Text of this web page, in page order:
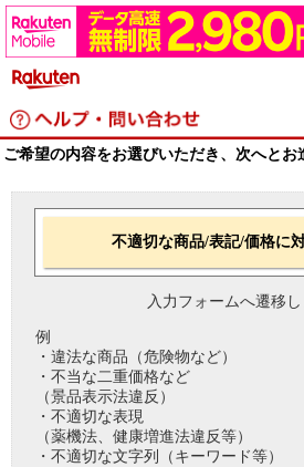
ご希望の内容をお選びいただき、次へとお
不適切な商品/表記/価格に
入力フォームへ遷移し
例
・違法な商品（危険物など）
・不当な二重価格など
（景品表示法違反）
・不適切な表現
（薬機法、健康増進法違反等）
・不適切な文字列（キーワード等）